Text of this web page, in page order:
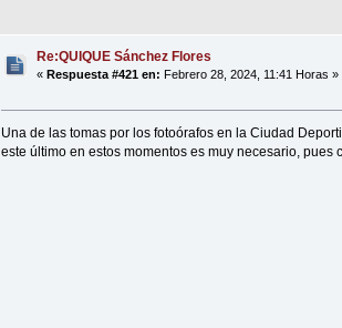
Re:QUIQUE Sánchez Flores
«Respuesta #421 en: Febrero 28, 2024, 11:41 Horas »
Una de las tomas por los fotoórafos en la Ciudad
este último en estos momentos es muy necesario,